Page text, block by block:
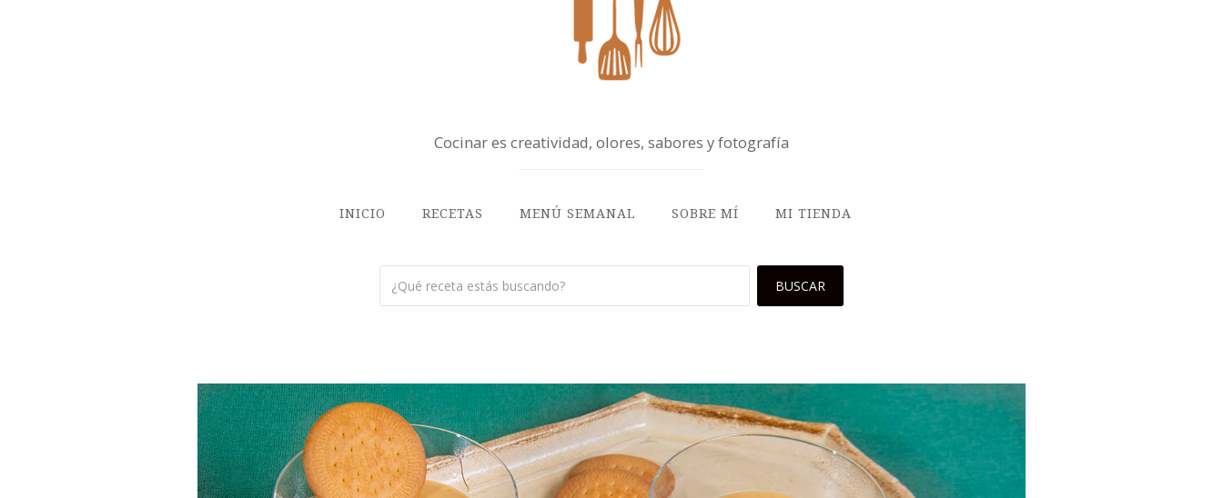
Cocinar es creatividad, olores, sabores y fotografía
INICIO RECETAS MENÚ SEMANAL SOBRE MÍ MI TIENDA